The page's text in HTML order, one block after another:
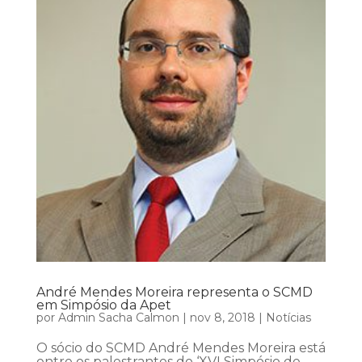
André Mendes Moreira representa o SCMD
em Simpósio da Apet
por Admin Sacha Calmon | nov 8, 2018 | Notícias
O sócio do SCMD André Mendes Moreira está